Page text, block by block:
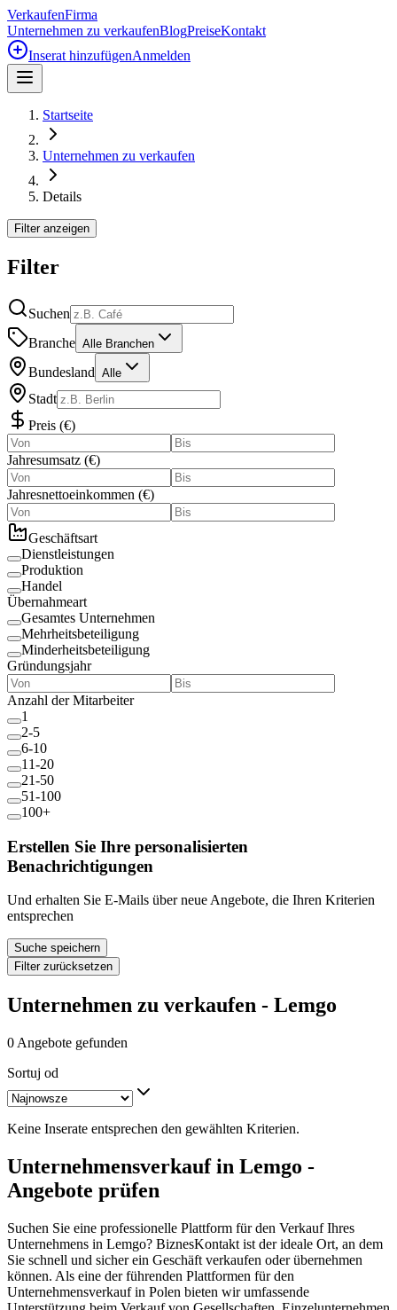
VerkaufenFirma
Unternehmen zu verkaufenBlogPreiseKontakt
Inserat hinzufügenAnmelden
Startseite
Unternehmen zu verkaufen
Details
Filter anzeigen
Filter
Suchen
Branche Alle Branchen
Bundesland Alle
Stadt
Preis (€)
Jahresumsatz (€)
Jahresnettoeinkommen (€)
Geschäftsart
Dienstleistungen
Produktion
Handel
Übernahmeart
Gesamtes Unternehmen
Mehrheitsbeteiligung
Minderheitsbeteiligung
Gründungsjahr
Anzahl der Mitarbeiter
1
2-5
6-10
11-20
21-50
51-100
100+
Erstellen Sie Ihre personalisierten
Benachrichtigungen
Und erhalten Sie E-Mails über neue Angebote, die Ihren Kriterien
entsprechen
Suche speichern
Filter zurücksetzen
Unternehmen zu verkaufen - Lemgo
0 Angebote gefunden
Sortuj od
Keine Inserate entsprechen den gewählten Kriterien.
Unternehmensverkauf in Lemgo -
Angebote prüfen
Suchen Sie eine professionelle Plattform für den Verkauf Ihres
Unternehmens in Lemgo? BiznesKontakt ist der ideale Ort, an dem
Sie schnell und sicher ein Geschäft verkaufen oder übernehmen
können. Als eine der führenden Plattformen für den
Unternehmensverkauf in Polen bieten wir umfassende